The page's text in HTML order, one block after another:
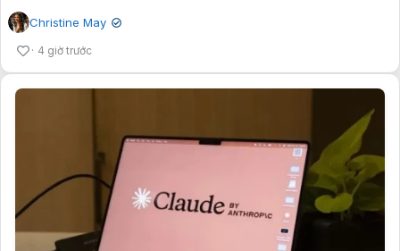
Christine May ✔
4 giờ trước